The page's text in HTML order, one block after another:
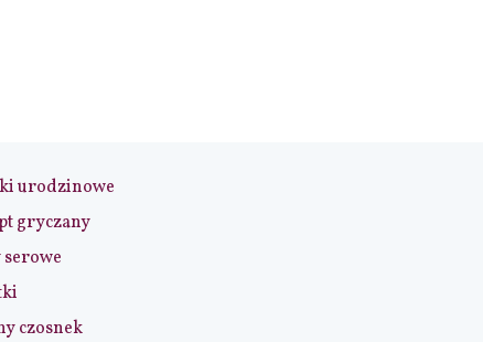
urodzinowe
gryczany
czosnek